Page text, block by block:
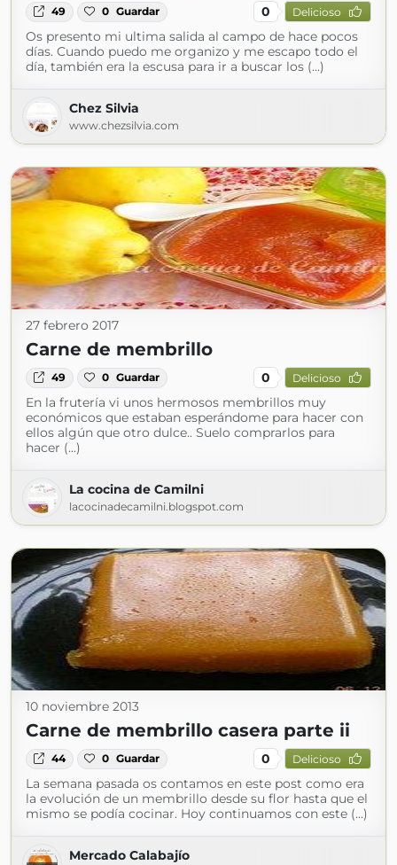
49 0 Guardar 0 Delicioso
Os presento mi ultima salida al campo de hace pocos
días. Cuando puedo me organizo y me escapo todo el
día, también era la escusa para ir a buscar los (...)
Chez Silvia
www.chezsilvia.com
27 febrero 2017
Carne de membrillo
49 0 Guardar 0 Delicioso
En la frutería vi unos hermosos membrillos muy
económicos que estaban esperándome para hacer con
ellos algún que otro dulce.. Suelo comprarlos para
hacer (...)
La cocina de Camilni
lacocinadecamilni.blogspot.com
10 noviembre 2013
Carne de membrillo casera parte ii
44 0 Guardar 0 Delicioso
La semana pasada os contamos en este post como era
la evolución de un membrillo desde su flor hasta que el
mismo se podía cocinar. Hoy continuamos con este (...)
Mercado Calabajío